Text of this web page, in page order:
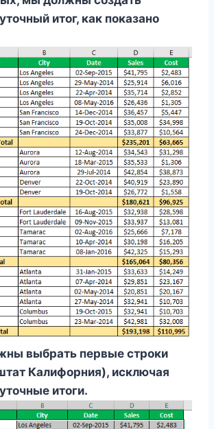
итог, как показано
выбрать первые строки
Калифорния), исключая
итоги.